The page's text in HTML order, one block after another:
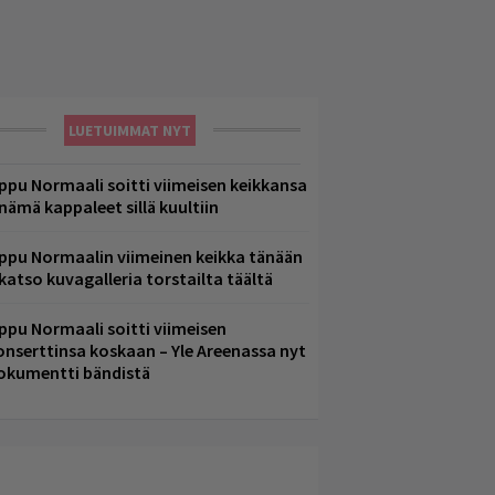
LUETUIMMAT NYT
Normaali soitti viimeisen keikkansa
kappaleet sillä kuultiin
Normaalin viimeinen keikka tänään
kuvagalleria torstailta täältä
Normaali soitti viimeisen
koskaan – Yle Areenassa nyt
bändistä